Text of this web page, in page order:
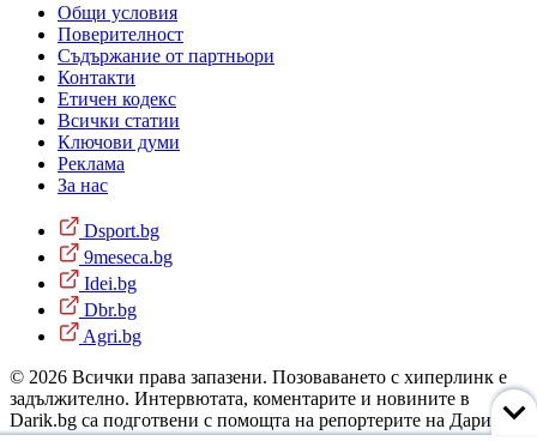
Общи условия
Поверителност
Съдържание от партньори
Контакти
Етичен кодекс
Всички статии
Ключови думи
Реклама
За нас
Dsport.bg
9meseca.bg
Idei.bg
Dbr.bg
Agri.bg
© 2026 Всички права запазени. Позоваването с хиперлинк е
задължително. Интервютата, коментарите и новините в
Darik.bg са подготвени с помощта на репортерите на Дарик